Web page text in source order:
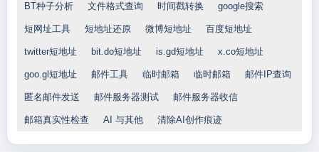
BT种子分析 文件格式查询 时间戳转换 google搜索
短网址工具 短地址还原 微博短地址 百度短地址
twitter短地址 bit.do短地址 is.gd短地址 x.co短地址
goo.gl短地址 邮件工具 临时邮箱 临时邮箱 邮件IP查询
匿名邮件发送 邮件服务器测试 邮件服务器收信
邮箱真实性检查 AI 与其他 清除AI创作痕迹